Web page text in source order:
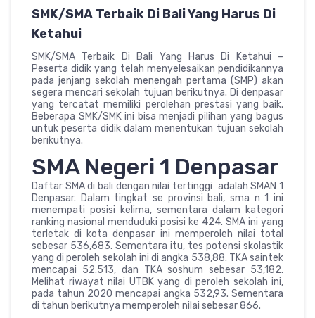
SMK/SMA Terbaik Di Bali Yang Harus Di
Ketahui
SMK/SMA Terbaik Di Bali Yang Harus Di Ketahui –
Peserta didik yang telah menyelesaikan pendidikannya
pada jenjang sekolah menengah pertama (SMP) akan
segera mencari sekolah tujuan berikutnya. Di denpasar
yang tercatat memiliki perolehan prestasi yang baik.
Beberapa SMK/SMK ini bisa menjadi pilihan yang bagus
untuk peserta didik dalam menentukan tujuan sekolah
berikutnya.
SMA Negeri 1 Denpasar
Daftar SMA di bali dengan nilai tertinggi adalah SMAN 1
Denpasar. Dalam tingkat se provinsi bali, sma n 1 ini
menempati posisi kelima, sementara dalam kategori
ranking nasional menduduki posisi ke 424. SMA ini yang
terletak di kota denpasar ini memperoleh nilai total
sebesar 536,683. Sementara itu, tes potensi skolastik
yang di peroleh sekolah ini di angka 538,88. TKA saintek
mencapai 52.513, dan TKA soshum sebesar 53,182.
Melihat riwayat nilai UTBK yang di peroleh sekolah ini,
pada tahun 2020 mencapai angka 532,93. Sementara
di tahun berikutnya memperoleh nilai sebesar 866.